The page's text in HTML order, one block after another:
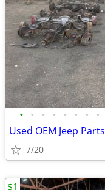
• • • • • • • •
7/20
$1